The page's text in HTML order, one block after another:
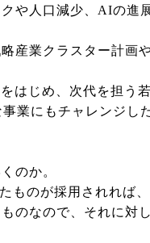
や人口減少、AIの進
産業クラスター計画
はじめ、次代を担う
業にもチャレンジし
のか。
のが採用されれば、
のなので、それに対し